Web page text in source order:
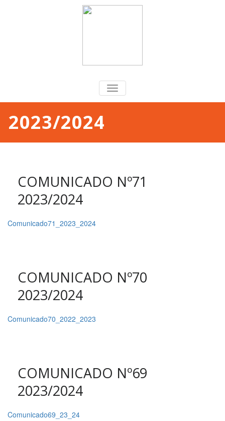
TOGGLE
NAVIGATION
2023/2024
COMUNICADO Nº71
2023/2024
Comunicado71_2023_2024
COMUNICADO Nº70
2023/2024
Comunicado70_2022_2023
COMUNICADO Nº69
2023/2024
Comunicado69_23_24